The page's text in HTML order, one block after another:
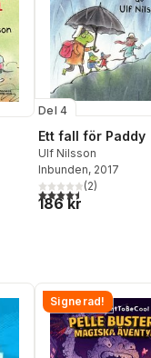
antal röster:
Del 4
Ett fall för Paddy
Ulf Nilsson
Inbunden, 2017
4,5utav 5 stjärnor.
(2)
186 kr
Signerad!